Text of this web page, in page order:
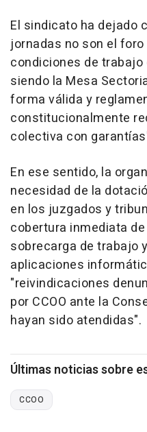
El sindicato ha dejado
jornadas no son el
condiciones de
siendo la Mesa
forma válida y
constitucionalmente
colectiva con
En ese sentido, la
necesidad de la
en los juzgados y
cobertura inmediata
sobrecarga de trabajo
aplicaciones
"reivindicaciones
por CCOO ante la
hayan sido atendidas".
Últimas noticias sobre
CCOO